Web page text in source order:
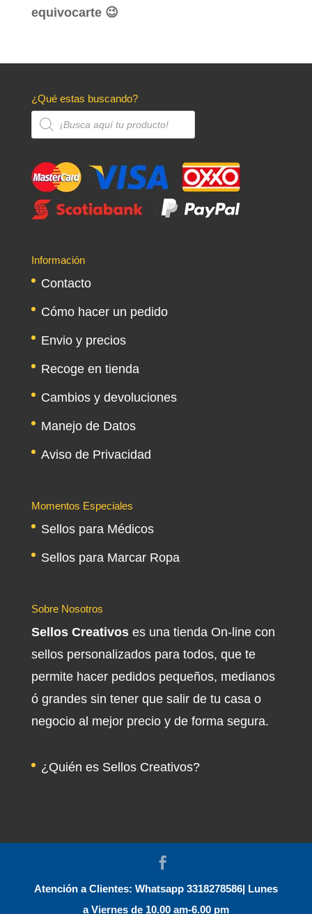
equivocarte 😉
¿Qué estas buscando?
Búsqueda
productos
Información
Contacto
Cómo hacer un pedido
Envio y precios
Recoge en tienda
Cambios y devoluciones
Manejo de Datos
Aviso de Privacidad
Momentos Especiales
Sellos para Médicos
Sellos para Marcar Ropa
Sobre Nosotros
Sellos Creativoses una tienda On-line con
sellos personalizados para todos, que te
permite hacer pedidos pequeños, medianos
ó grandes sin tener que salir de tu casa o
negocio al mejor precio y de forma segura.
¿Quién es Sellos Creativos?
Atención a Clientes: Whatsapp 3318278586| Lunes
a Viernes de 10.00 am-6.00 pm